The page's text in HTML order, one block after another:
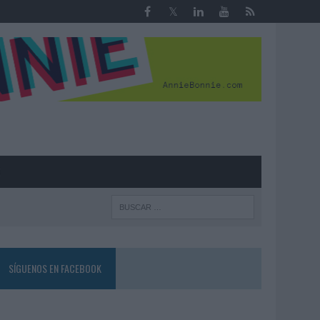
SÍGUENOS EN FACEBOOK